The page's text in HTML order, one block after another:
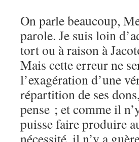
On parle beaucoup,
parole. Je suis loin
tort ou à raison à
Mais cette erreur ne
l’exagération d’une
répartition de ses
pense ; et comme il
puisse faire produire
nécessité, il n’y a